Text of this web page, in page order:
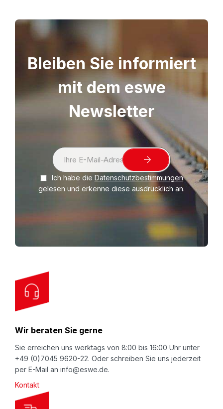
mm) geeignet. Für den Versand von Katalogen,
Prospekte, Zeitschriften, Bücher, Kalender,
Urkunden, Fotos, Warensendungen etc.
Bleiben Sie informiert
mit dem eswe
Newsletter
o
O
u
r
e
w
s
e
t
Ich habe die Datenschutzbestimmungen
gelesen und erkenne diese ausdrücklich an.
Wir beraten Sie gerne
Sie erreichen uns werktags von 8:00 bis 16:00 Uhr unter
+49 (0)7045 9620-22. Oder schreiben Sie uns jederzeit
per E-Mail an info@eswe.de.
Kontakt